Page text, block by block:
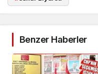
Benzer Haberler